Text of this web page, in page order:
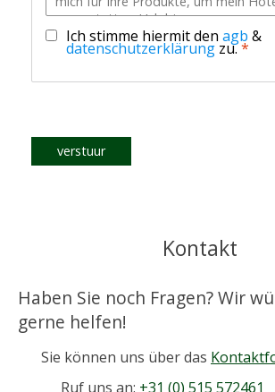
Ich stimme hiermit den agb &
datenschutzerklärung zu.*
verstuur
Kontakt
Haben Sie noch Fragen? Wir
gerne helfen!
Sie können uns über das
Ruf uns an: +31 (0) 515 572461